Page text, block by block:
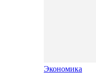
Экономика